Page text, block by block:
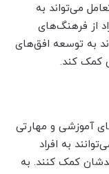
می‌تواند به
از فرهنگ‌های
به توسعه افق‌های
کمک کند.
آموزشی و مهارتی
به افراد
کمک کنند. به